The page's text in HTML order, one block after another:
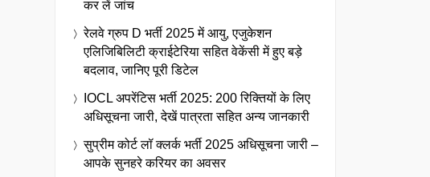
कर लें जांच
रेलवे ग्रुप D भर्ती 2025 में आयु, एजुकेशन
एलिजिबिलिटी क्राईटेरिया सहित वेकेंसी में हुए बड़े
बदलाव, जानिए पूरी डिटेल
IOCL अपरेंटिस भर्ती 2025: 200 रिक्तियों के लिए
अधिसूचना जारी, देखें पात्रता सहित अन्य जानकारी
सुप्रीम कोर्ट लॉ क्लर्क भर्ती 2025 अधिसूचना जारी –
आपके सुनहरे करियर का अवसर